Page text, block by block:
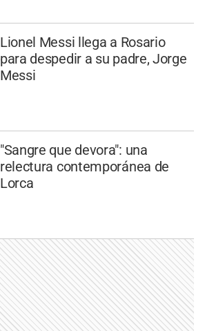
Lionel Messi llega a Rosario
para despedir a su padre, Jorge
Messi
"Sangre que devora": una
relectura contemporánea de
Lorca